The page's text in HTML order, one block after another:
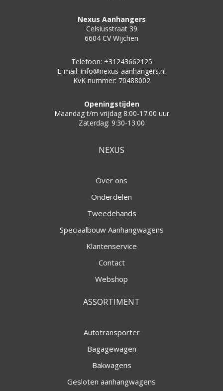
Nexus Aanhangers
Celsiusstraat 39
6604 CV Wijchen
Telefoon: +31243662125
E-mail: info@nexus-aanhangers.nl
KvK nummer: 70488002
Openingstijden
Maandag t/m vrijdag 8:00-17:00 uur
Zaterdag: 9:30-13:00
NEXUS
Over ons
Onderdelen
Tweedehands
Speciaalbouw Aanhangwagens
Klantenservice
Contact
Webshop
ASSORTIMENT
Autotransporter
Bagagewagen
Bakwagens
Gesloten aanhangwagens